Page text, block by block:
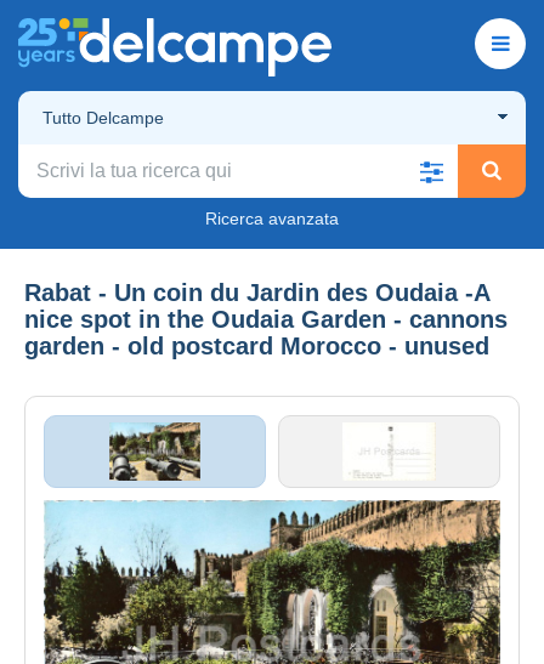
Tutto Delcampe
Ricerca avanzata
Rabat - Un coin du Jardin des Oudaia -A
nice spot in the Oudaia Garden - cannons
garden - old postcard Morocco - unused